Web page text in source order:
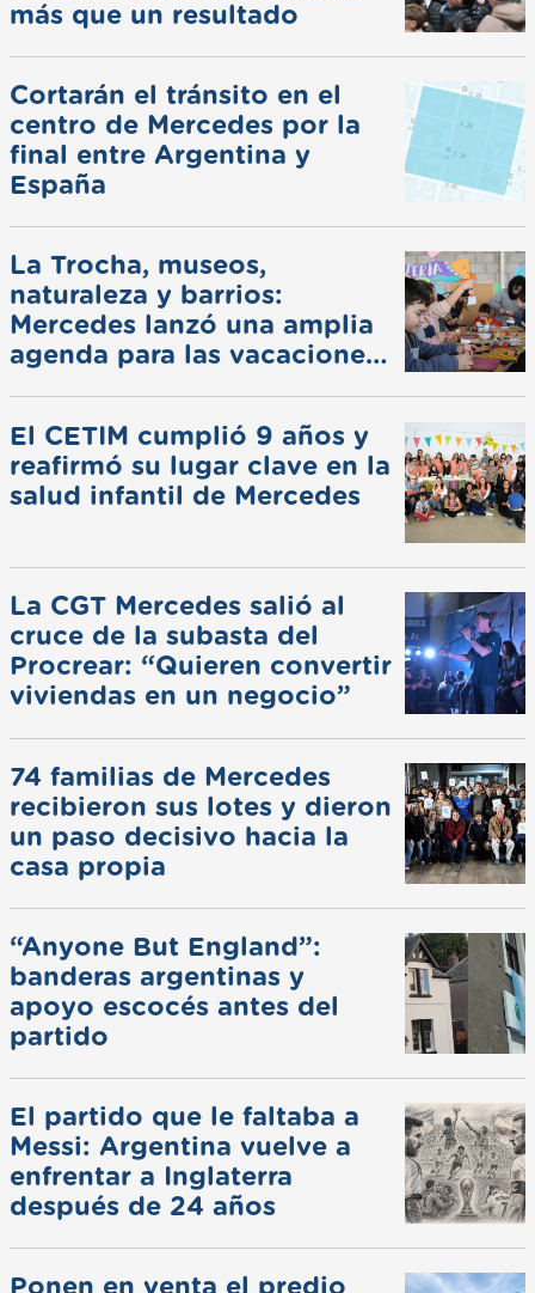
más que un resultado
Cortarán el tránsito en el
centro de Mercedes por la
final entre Argentina y
España
La Trocha, museos,
naturaleza y barrios:
Mercedes lanzó una amplia
agenda para las vacaciones
El CETIM cumplió 9 años y
reafirmó su lugar clave en la
salud infantil de Mercedes
La CGT Mercedes salió al
cruce de la subasta del
Procrear: “Quieren convertir
viviendas en un negocio”
74 familias de Mercedes
recibieron sus lotes y dieron
un paso decisivo hacia la
casa propia
“Anyone But England”:
banderas argentinas y
apoyo escocés antes del
partido
El partido que le faltaba a
Messi: Argentina vuelve a
enfrentar a Inglaterra
después de 24 años
Ponen en venta el predio